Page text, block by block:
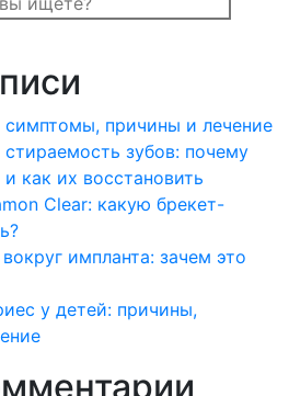
симптомы, причины и лечение
стираемость зубов: почему
как их восстановить
Clear: какую брекет-
импланта: зачем это
у детей: причины,